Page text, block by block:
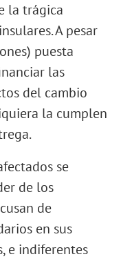
la trágica
A pesar
puesta
las
del cambio
la cumplen
se
de los
de
en sus
e indiferentes